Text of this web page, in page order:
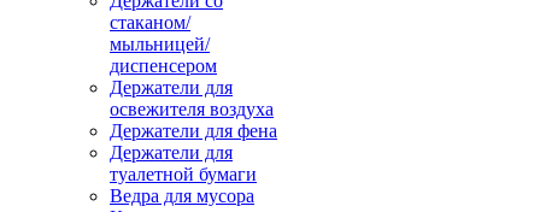
стаканом/
мыльницей/
диспенсером
Держатели для
освежителя воздуха
Держатели для фена
Держатели для
туалетной бумаги
Ведра для мусора